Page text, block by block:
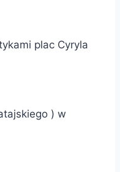
plac Cyryla
) w